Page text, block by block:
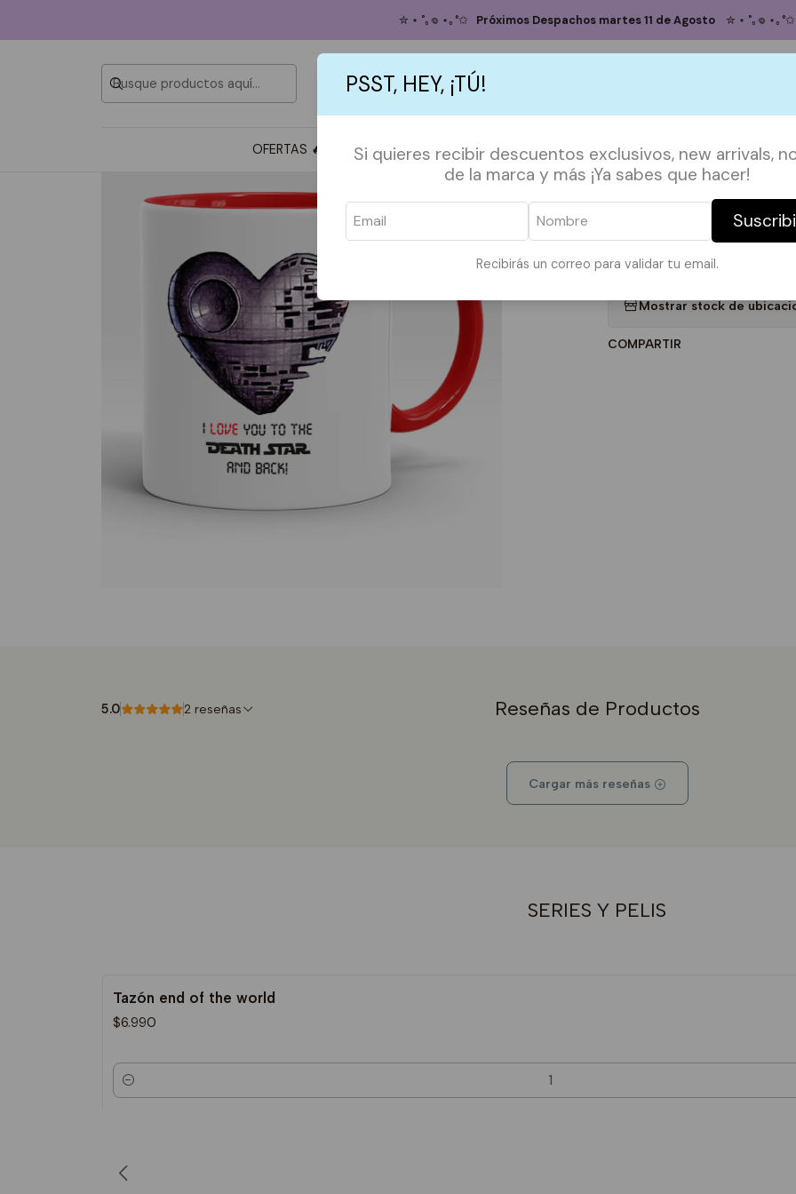
PSST, HEY, ¡TÚ!
Si quieres recibir descuentos exclusivos, new arrivals,
de la marca y más ¡Ya sabes que hacer!
Recibirás un correo para validar tu email.
OFERTAS 🔥 TOTE BAGS ACCESORIOS POLERAS POLERONES TAZAS PAPELERÍA &
✮ ⋆ ˚｡𖦹 ⋆｡°✩ Próximos Despachos martes 11 de Agosto ✮ ⋆ ˚｡𖦹 ⋆｡°✩
Inicio TAZAS FECHAS ESPECIALES Tazón Star Wars / Dead Star
Tazón Star
5.0 2 reseñas
Cantidad
DESCRIPCIÓN:
Tazón de cerámica, 11 oz
Apto para microondas y
Mostrar stock de
COMPARTIR
Reseñas de Productos
5.0 2 reseñas
Cargar más reseñas
SERIES Y PELIS
Tazón end of the world
$6.990
Cantidad